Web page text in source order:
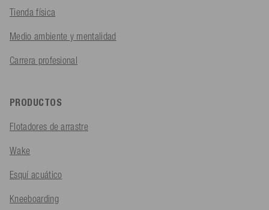
Tienda física
Medio ambiente y mentalidad
Carrera profesional
PRODUCTOS
Flotadores de arrastre
Wake
Esquí acuático
Kneeboarding